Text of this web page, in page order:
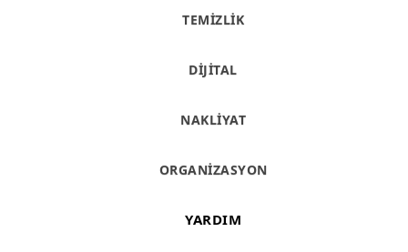
TEMİZLİK
DİJİTAL
NAKLİYAT
ORGANİZASYON
YARDIM